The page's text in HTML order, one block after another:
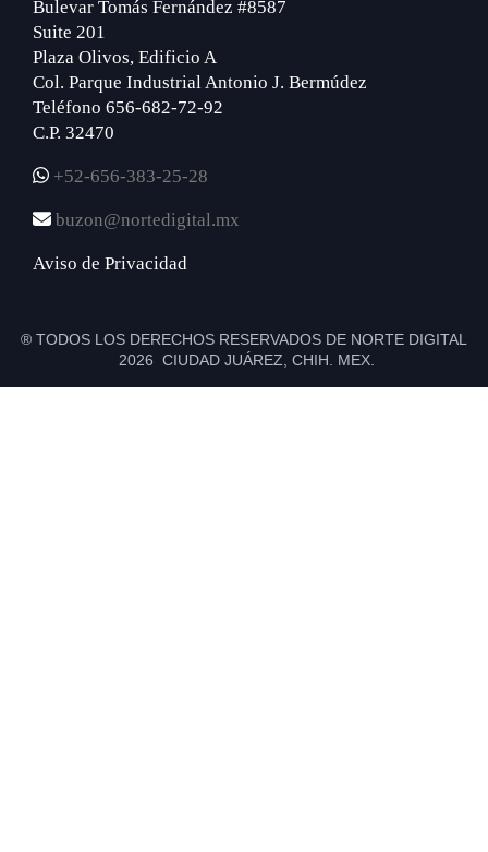
Bulevar Tomás Fernández #8587
Suite 201
Plaza Olivos, Edificio A
Col. Parque Industrial Antonio J. Bermúdez
Teléfono 656-682-72-92
C.P. 32470
+52-656-383-25-28
buzon@nortedigital.mx
Aviso de Privacidad
® TODOS LOS DERECHOS RESERVADOS DE NORTE DIGITAL
2026 CIUDAD JUÁREZ, CHIH. MEX.